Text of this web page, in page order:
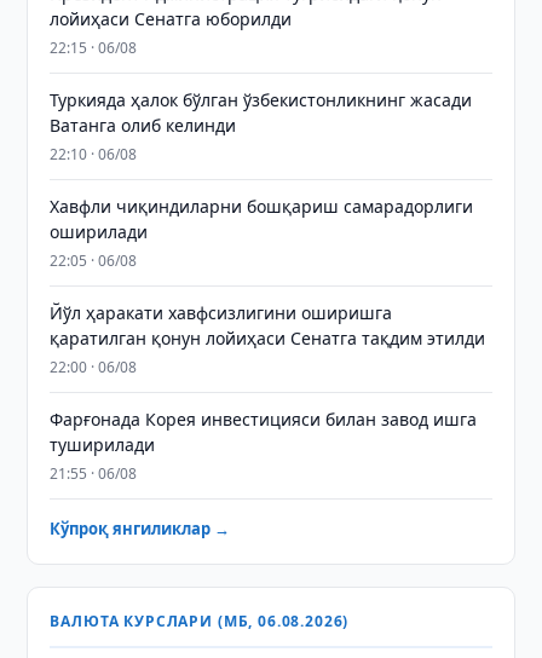
лойиҳаси Сенатга юборилди
22:15 · 06/08
Туркияда ҳалок бўлган ўзбекистонликнинг жасади
Ватанга олиб келинди
22:10 · 06/08
Хавфли чиқиндиларни бошқариш самарадорлиги
оширилади
22:05 · 06/08
Йўл ҳаракати хавфсизлигини оширишга
қаратилган қонун лойиҳаси Сенатга тақдим этилди
22:00 · 06/08
Фарғонада Корея инвестицияси билан завод ишга
туширилади
21:55 · 06/08
Кўпроқ янгиликлар →
ВАЛЮТА КУРСЛАРИ (МБ, 06.08.2026)